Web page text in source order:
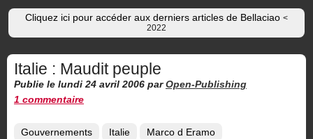
Cliquez ici pour accéder aux derniers articles de Bellaciao <
2022
Italie : Maudit peuple
Publie le lundi 24 avril 2006 par Open-Publishing
1 commentaire
Gouvernements Italie Marco d Eramo